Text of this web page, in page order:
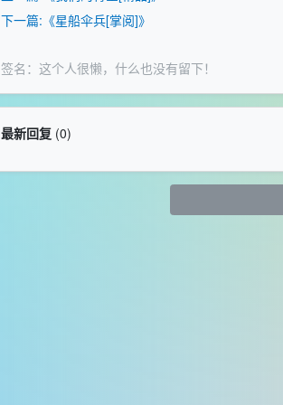
下一篇:《星船伞兵[掌阅]》
签名：这个人很懒，什么也没有留下！
最新回复(0)